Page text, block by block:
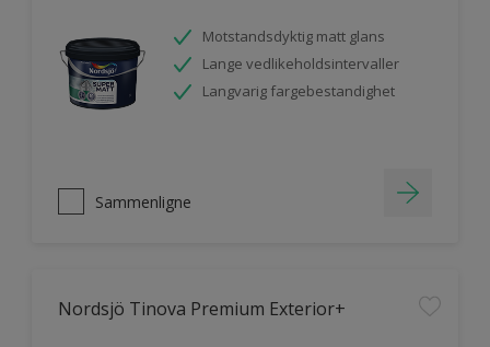
Motstandsdyktig matt glans
Lange vedlikeholdsintervaller
Langvarig fargebestandighet
Sammenligne
Nordsjö Tinova Premium Exterior+